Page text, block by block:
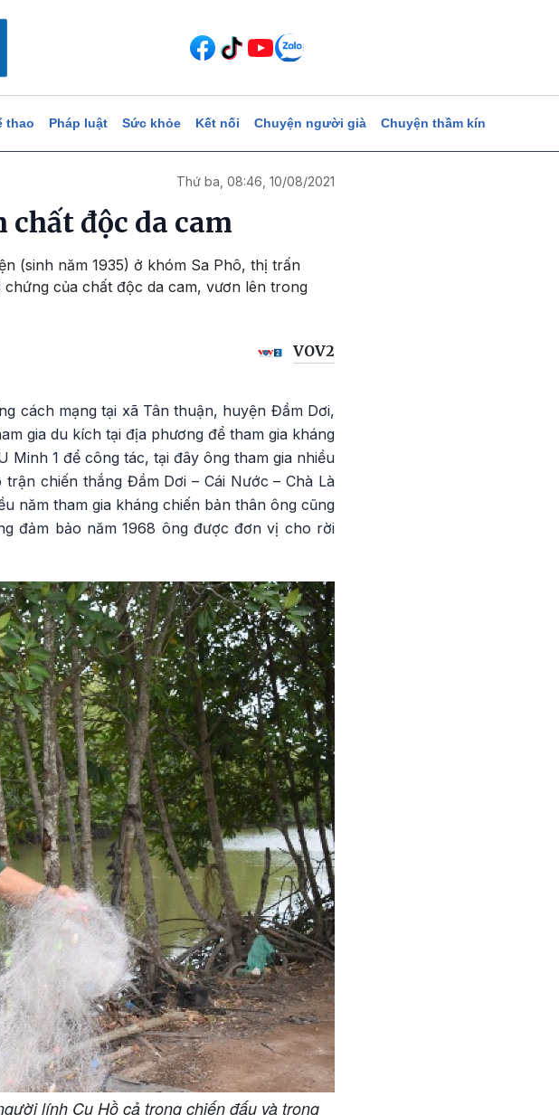
thao Pháp luật Sức khỏe Kết nối Chuyện người già Chuyện thầm kín
Thứ ba, 08:46, 10/08/2021
độc da cam
(sinh năm 1935) ở khóm Sa Phô, thị trấn
của chất độc da cam, vươn lên trong
VOV2
cách mạng tại xã Tân thuận, huyện Đầm Dơi,
gia du kích tại địa phương để tham gia kháng
1 để công tác, tại đây ông tham gia nhiều
chiến thắng Đầm Dơi – Cái Nước – Chà Là
năm tham gia kháng chiến bản thân ông cũng
đảm bảo năm 1968 ông được đơn vị cho rời
lính Cụ Hồ cả trong chiến đấu và trong